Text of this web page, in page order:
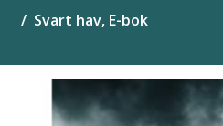
Svart hav, E-bok